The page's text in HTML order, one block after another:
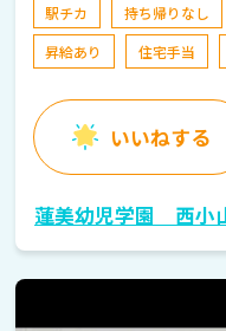
駅チカ 持ち帰りなし
昇給あり
住宅手当
いいねする
蓮美幼児学園 西小